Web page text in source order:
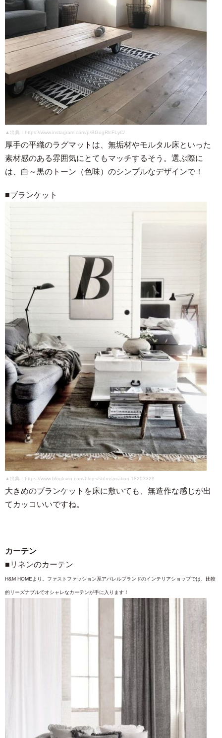
▲出典：https://www.instagram.com/p/BGugRlcFLyC/
厚手の平織のラグマットは、無垢材やモルタル床といった
素材感のある雰囲気にとてもマッチするそう。選ぶ際に
は、白～黒のトーン（色味）のシンプルなデザインで！
■ブランケット
▲出典：https://www.bloglovin.com/blogs/stil-inspiration-18203329
大きめのブランケットを床に敷いても、無造作な感じが出
てカッコいいですね。
カーテン
■リネンのカーテン
H&M HOMEより。ファストファッション系アパレルブランドのインテリアショップでは、比較
的リーズナブルでオシャレなカーテンが手に入ります！